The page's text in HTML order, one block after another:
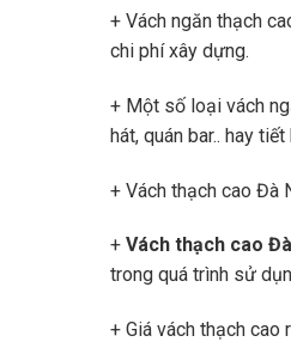
+ Vách ngăn thạch
chi phí xây dựng.
+ Một số loại vách
hát, quán bar.. hay
+ Vách thạch cao Đà
+ Vách thạch cao
trong quá trình sử
+ Giá vách thạch cao